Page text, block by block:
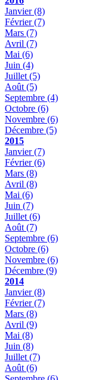
Janvier(8)
Février(7)
Mars (7)
Avril (7)
Mai (6)
Juin (4)
Juillet (5)
Août (5)
Septembre (4)
Octobre (6)
Novembre (6)
Décembre (5)
2015
Janvier(7)
Février(6)
Mars (8)
Avril (8)
Mai (6)
Juin (7)
Juillet (6)
Août (7)
Septembre (6)
Octobre (6)
Novembre (6)
Décembre (9)
2014
Janvier(8)
Février(7)
Mars (8)
Avril (9)
Mai (8)
Juin (8)
Juillet (7)
Août (6)